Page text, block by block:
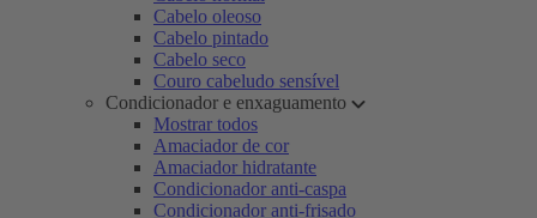
Cabelo oleoso
Cabelo pintado
Cabelo seco
Couro cabeludo sensível
Condicionador e enxaguamento
Mostrar todos
Amaciador de cor
Amaciador hidratante
Condicionador anti-caspa
Condicionador anti-frisado